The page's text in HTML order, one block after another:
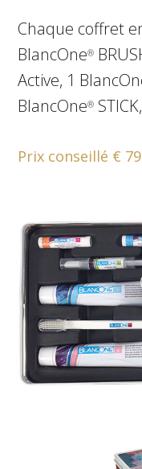
Chaque coffret
BlancOne®
Active, 1
BlancOne®
Prix conseillé €